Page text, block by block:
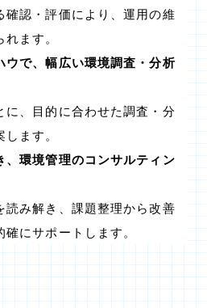
認・評価により、運用の維
ます。
ウで、幅広い環境調査・分析
、目的に合わせた調査・分
ます。
、環境管理のコンサルティン
み解き、課題整理から改善
にサポートします。